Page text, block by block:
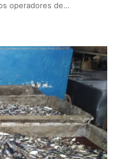
operadores de…